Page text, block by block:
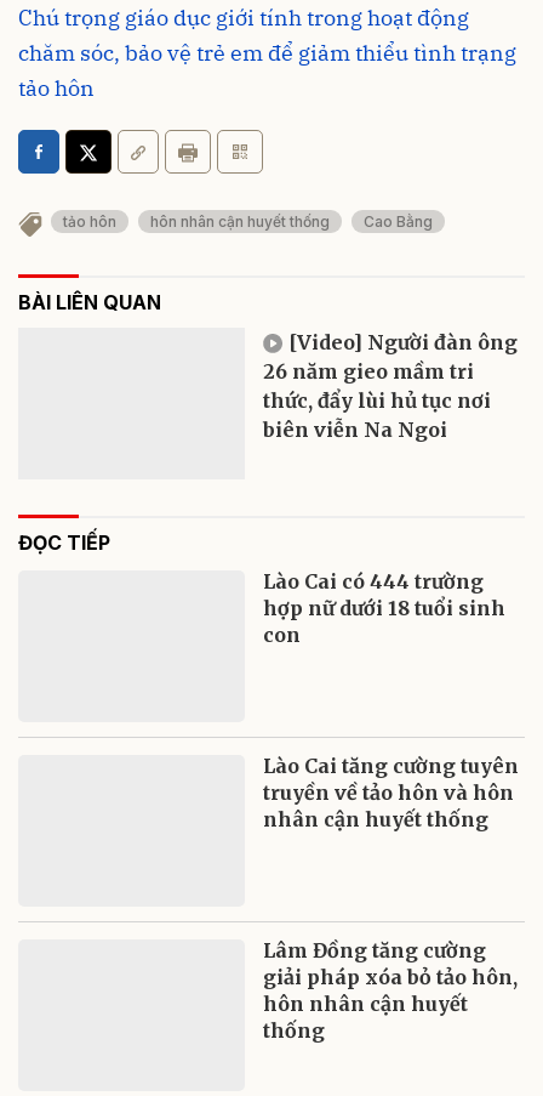
Chú trọng giáo dục giới tính trong hoạt động
chăm sóc, bảo vệ trẻ em để giảm thiểu tình trạng
tảo hôn
tảo hôn hôn nhân cận huyết thống Cao Bằng
BÀI LIÊN QUAN
[Video] Người đàn ông
26 năm gieo mầm tri
thức, đẩy lùi hủ tục nơi
biên viễn Na Ngoi
ĐỌC TIẾP
Lào Cai có 444 trường
hợp nữ dưới 18 tuổi sinh
con
Lào Cai tăng cường tuyên
truyền về tảo hôn và hôn
nhân cận huyết thống
Lâm Đồng tăng cường
giải pháp xóa bỏ tảo hôn,
hôn nhân cận huyết
thống